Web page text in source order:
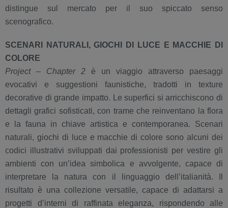
distingue sul mercato per il suo spiccato senso
scenografico.
SCENARI NATURALI, GIOCHI DI LUCE E MACCHIE DI
COLORE
Project – Chapter 2 è un viaggio attraverso paesaggi
evocativi e suggestioni faunistiche, tradotti in texture
decorative di grande impatto. Le superfici si arricchiscono di
dettagli grafici sofisticati, con trame che reinventano la flora
e la fauna in chiave artistica e contemporanea. Scenari
naturali, giochi di luce e macchie di colore sono alcuni dei
codici illustrativi sviluppati dai professionisti per vestire gli
ambienti con un’idea simbolica e avvolgente, capace di
interpretare la natura con il linguaggio dell’italianità. Il
risultato è una collezione versatile, capace di adattarsi a
progetti d’interni di raffinata eleganza, rispondendo alle